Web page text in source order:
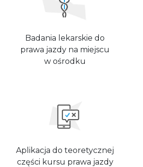
Badania lekarskie do
prawa jazdy na miejscu
w ośrodku
Aplikacja do teoretycznej
części kursu prawa jazdy